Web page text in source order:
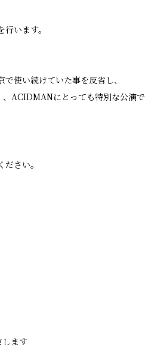
います。
使い続けていた事を反省し、
、ACIDMANにとっても特別な公演で
さい。
ます